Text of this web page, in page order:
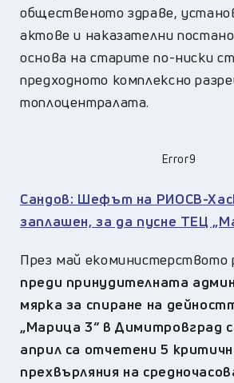
общественото здраве,
актове и наказателни
основа на старите по-ниски
предходното комплексно
топлоцентралата.
Error9
Сандов: Шефът на РИОСВ-
заплашен, за да пусне ТЕЦ
През май екоминистерството
преди принудителната
мярка за спиране на
„Марица 3“ в Димитровград
април са отчетени 5
прехвърляния на